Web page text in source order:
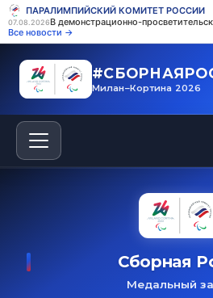
ПАРАЛИМПИЙСКИЙ КОМИТЕТ РОССИИ
07.08.2026
Все новости →
Милан–Кортина 2026
Сборная
Медальный